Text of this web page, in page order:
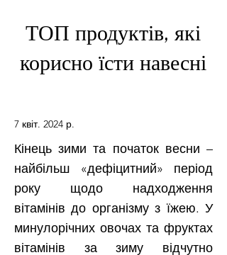
ТОП продуктів, які
корисно їсти навесні
7 квіт. 2024 р.
Кінець зими та початок весни –
найбільш «дефіцитний» період
року щодо надходження
вітамінів до організму з їжею. У
минулорічних овочах та фруктах
вітамінів за зиму відчутно